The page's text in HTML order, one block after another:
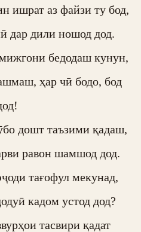
ишрат аз файзи ту бод,
дар дили ношод дод.
бедодаш кунун,
ҳар чӣ бодо, бод
дошт таъзими қадаш,
равон шамшод дод.
тағофул мекунад,
кадом устод дод?
тасвири қадат